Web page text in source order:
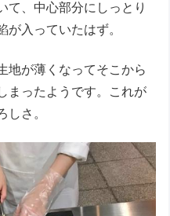
て、中心部分にしっとり
が入っていたはず。
地が薄くなってそこから
まったようです。これが
しさ。